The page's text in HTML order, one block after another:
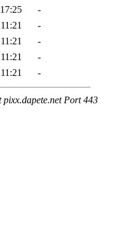
-
-
-
-
-
Port 443